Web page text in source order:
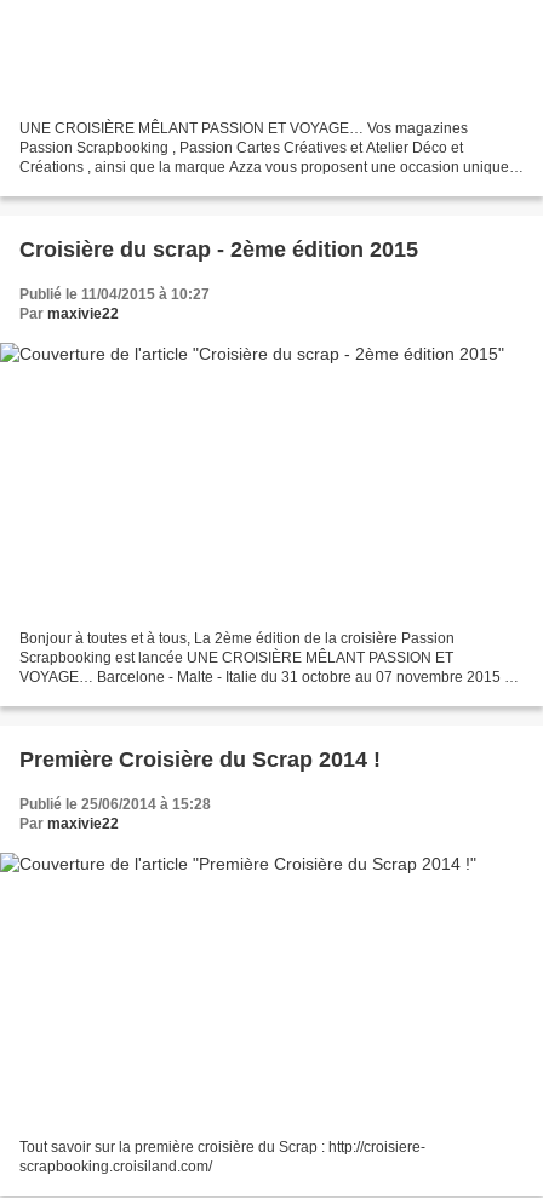
UNE CROISIÈRE MÊLANT PASSION ET VOYAGE… Vos magazines
Passion Scrapbooking , Passion Cartes Créatives et Atelier Déco et
Créations , ainsi que la marque Azza vous proposent une occasion unique
Croisière du scrap - 2ème édition 2015
Publié le 11/04/2015 à 10:27
Par maxivie22
Bonjour à toutes et à tous, La 2ème édition de la croisière Passion
Scrapbooking est lancée UNE CROISIÈRE MÊLANT PASSION ET
VOYAGE… Barcelone - Malte - Italie du 31 octobre au 07 novembre 2015 8
Première Croisière du Scrap 2014 !
Publié le 25/06/2014 à 15:28
Par maxivie22
Tout savoir sur la première croisière du Scrap : http://croisiere-
scrapbooking.croisiland.com/